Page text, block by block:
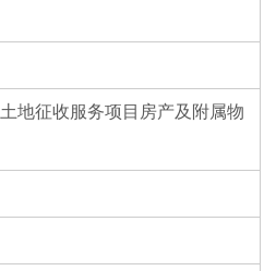
地征收服务项目房产及附属物